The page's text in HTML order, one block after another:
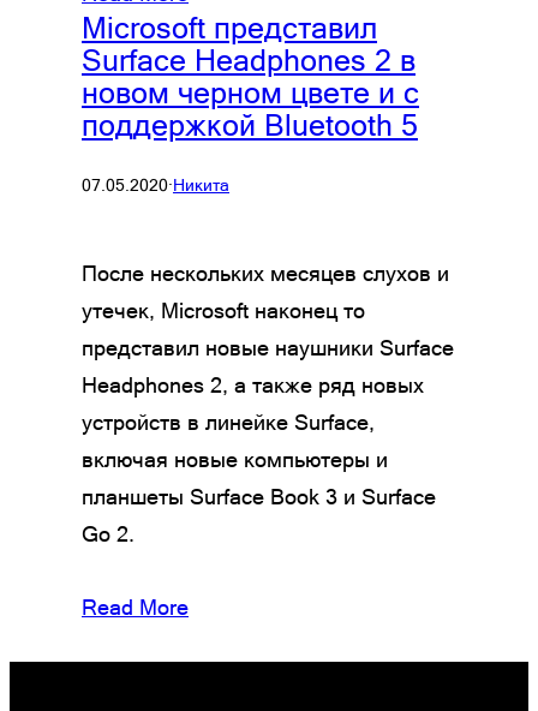
Microsoft представил
Surface Headphones 2 в
новом черном цвете и с
поддержкой Bluetooth 5
07.05.2020·Никита
После нескольких месяцев слухов и
утечек, Microsoft наконец то
представил новые наушники Surface
Headphones 2, а также ряд новых
устройств в линейке Surface,
включая новые компьютеры и
планшеты Surface Book 3 и Surface
Go 2.
Read More